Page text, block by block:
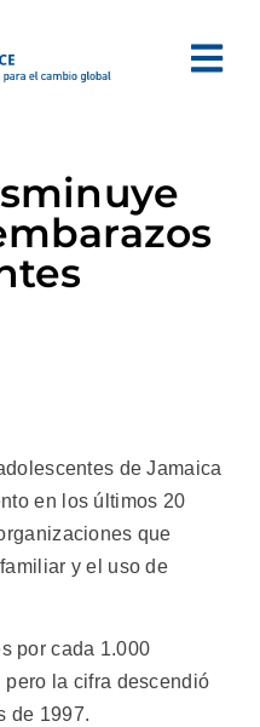
de Jamaica
en los últimos 20
que
y el uso de
por cada 1.000
pero la cifra descendió
de 1997.